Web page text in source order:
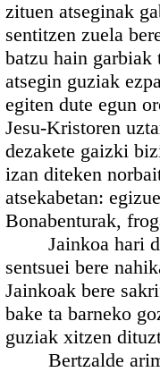
zituen atseginak
sentitzen zuela
batzu hain
atsegin guziak
egiten dute egun
Jesu-Kristoren
dezakete gaizki
izan diteken
atsekabetan:
Bonabenturak,
Jainkoa hari da
sentsuei bere
Jainkoak bere
bake ta barneko
guziak xitzen
Bertzalde arima